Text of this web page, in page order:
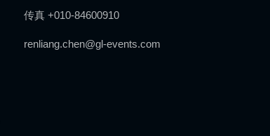
传真 +010-84600910
renliang.chen@gl-events.com